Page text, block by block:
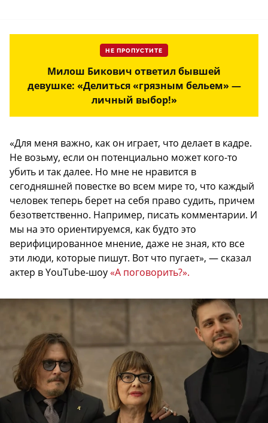
НЕ ПРОПУСТИТЕ
Милош Бикович ответил бывшей
девушке: «Делиться «грязным бельем» —
личный выбор!»
«Для меня важно, как он играет, что делает в кадре.
Не возьму, если он потенциально может кого-то
убить и так далее. Но мне не нравится в
сегодняшней повестке во всем мире то, что каждый
человек теперь берет на себя право судить, причем
безответственно. Например, писать комментарии. И
мы на это ориентируемся, как будто это
верифицированное мнение, даже не зная, кто все
эти люди, которые пишут. Вот что пугает», — сказал
актер в YouTube-шоу«А поговорить?».